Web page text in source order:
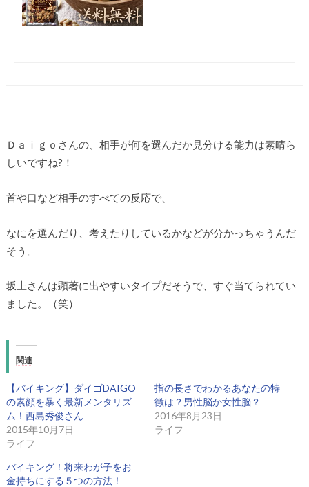
Ｄａｉｇｏさんの、相手が何を選んだか見分ける能力は素晴ら
しいですね?！
首や口など相手のすべての反応で、
なにを選んだり、考えたりしているかなどが分かっちゃうんだ
そう。
坂上さんは顕著に出やすいタイプだそうで、すぐ当てられてい
ました。（笑）
関連
【バイキング】ダイゴDAIGO
の素顔を暴く最新メンタリズ
ム！西島秀俊さん
2015年10月7日
ライフ
指の長さでわかるあなたの特
徴は？男性脳か女性脳？
2016年8月23日
ライフ
バイキング！将来わが子をお
金持ちにする５つの方法！